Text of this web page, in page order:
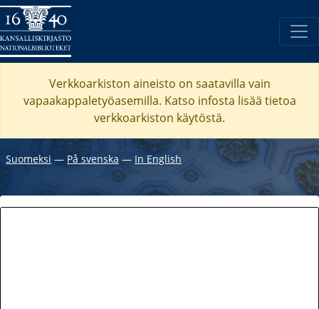
Verkkoarkiston aineisto on saatavilla vain
vapaakappaletyöasemilla. Katso infosta lisää tietoa
verkkoarkiston käytöstä.
Suomeksi ― På svenska ― In English